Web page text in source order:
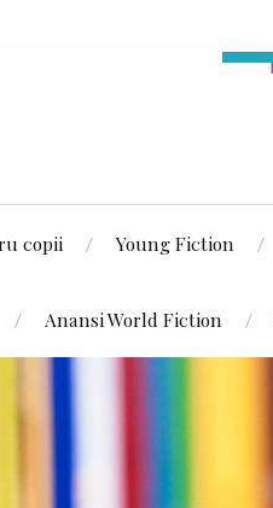
copii Young Fiction
Anansi World Fiction